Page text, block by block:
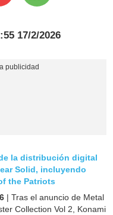
17/2/2026
la distribución digital
Solid, incluyendo
the Patriots
| Tras el anuncio de Metal
Collection Vol 2, Konami